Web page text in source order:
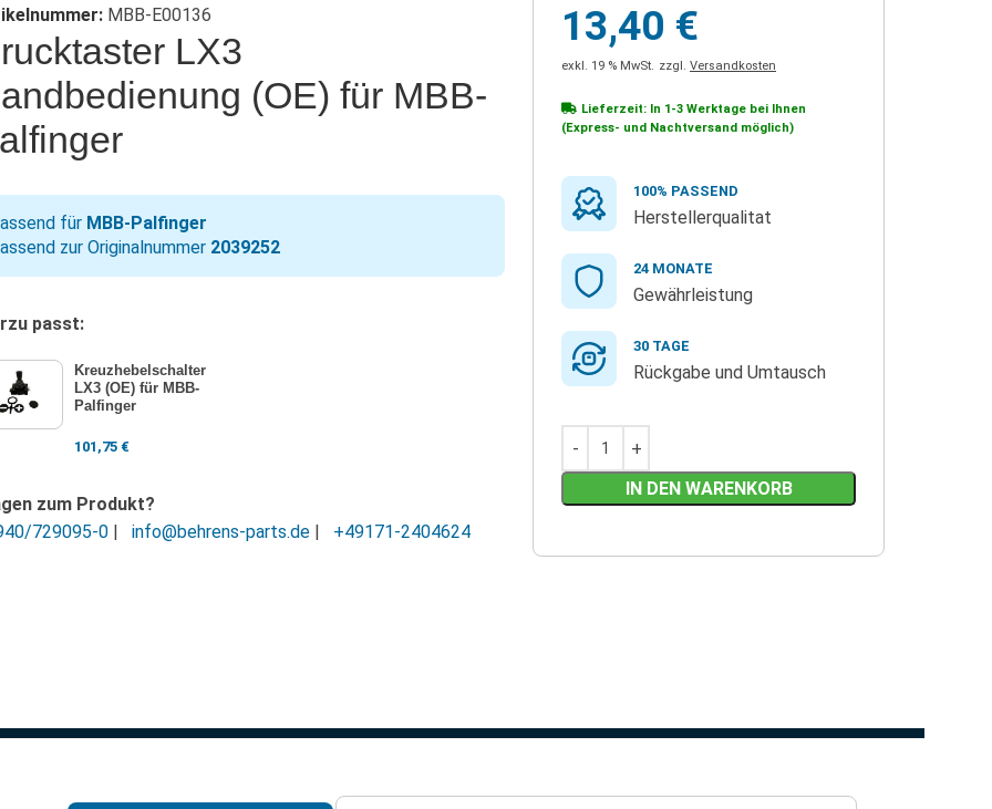
MBB-E00136
LX3
(OE) für MBB-
für MBB-Palfinger
zur Originalnummer 2039252
passt:
Kreuzhebelschalter
LX3 (OE) für MBB-
Palfinger
101,75 €
zum Produkt?
729095-0 | info@behrens-parts.de | +49171-2404624
13,40 €
exkl. 19 % MwSt. zzgl. Versandkosten
Lieferzeit: In 1-3 Werktage bei Ihnen
(Express- und Nachtversand möglich)
100% PASSEND
Herstellerqualitat
24 MONATE
Gewährleistung
30 TAGE
Rückgabe und Umtausch
IN DEN WARENKORB